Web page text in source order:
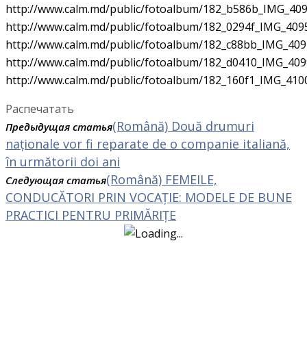
http://www.calm.md/public/fotoalbum/
http://www.calm.md/public/fotoalbum/
http://www.calm.md/public/fotoalbum/
http://www.calm.md/public/fotoalbum/
http://www.calm.md/public/fotoalbum/
Распечатать
Предыдущая статья(Română) Două drumuri
naționale vor fi reparate de o companie italiană,
în următorii doi ani
Следующая статья(Română) FEMEILE,
CONDUCĂTORI PRIN VOCAȚIE: MODELE DE BUNE
PRACTICI PENTRU PRIMĂRIȚE